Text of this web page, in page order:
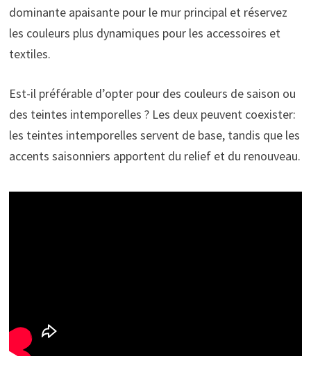
dominante apaisante pour le mur principal et réservez
les couleurs plus dynamiques pour les accessoires et
textiles.
Est-il préférable d’opter pour des couleurs de saison ou
des teintes intemporelles ? Les deux peuvent coexister:
les teintes intemporelles servent de base, tandis que les
accents saisonniers apportent du relief et du renouveau.